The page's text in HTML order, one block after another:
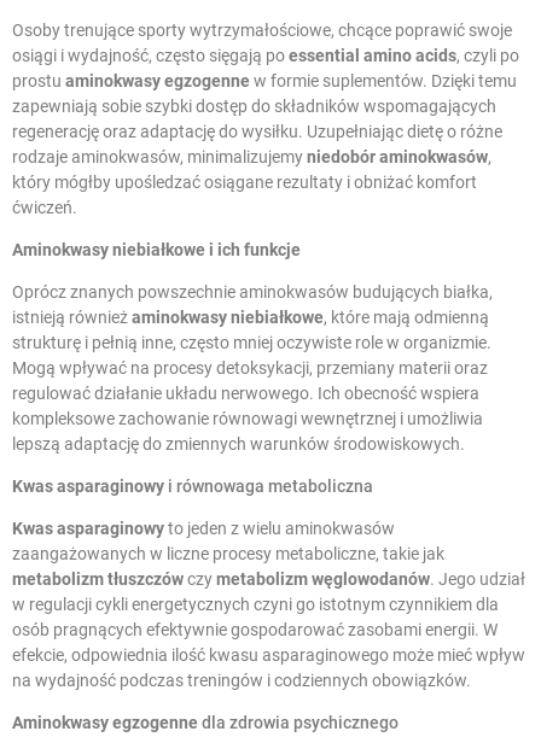
Osoby trenujące sporty wytrzymałościowe, chcące poprawić swoje
osiągi i wydajność, często sięgają poessential amino acids, czyli po
prostu aminokwasy egzogennew formie suplementów. Dzięki temu
zapewniają sobie szybki dostęp do składników wspomagających
regenerację oraz adaptację do wysiłku. Uzupełniając dietę o różne
rodzaje aminokwasów, minimalizujemyniedobór aminokwasów,
który mógłby upośledzać osiągane rezultaty i obniżać komfort
ćwiczeń.
Aminokwasy niebiałkowe i ich funkcje
Oprócz znanych powszechnie aminokwasów budujących białka,
istnieją równieżaminokwasy niebiałkowe, które mają odmienną
strukturę i pełnią inne, często mniej oczywiste role w organizmie.
Mogą wpływać na procesy detoksykacji, przemiany materii oraz
regulować działanie układu nerwowego. Ich obecność wspiera
kompleksowe zachowanie równowagi wewnętrznej i umożliwia
lepszą adaptację do zmiennych warunków środowiskowych.
Kwas asparaginowy i równowaga metaboliczna
Kwas asparaginowyto jeden z wielu aminokwasów
zaangażowanych w liczne procesy metaboliczne, takie jak
metabolizm tłuszczówczymetabolizm węglowodanów. Jego udział
w regulacji cykli energetycznych czyni go istotnym czynnikiem dla
osób pragnących efektywnie gospodarować zasobami energii. W
efekcie, odpowiednia ilość kwasu asparaginowego może mieć wpływ
na wydajność podczas treningów i codziennych obowiązków.
Aminokwasy egzogennedla zdrowia psychicznego